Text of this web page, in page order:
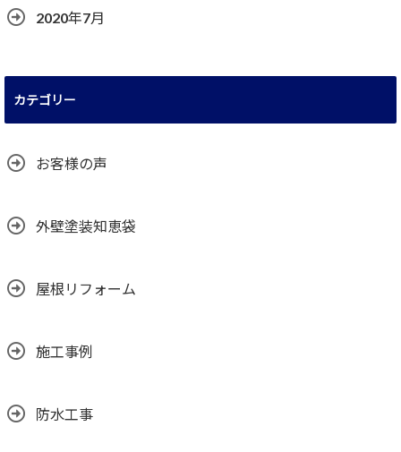
2020年7月
カテゴリー
お客様の声
外壁塗装知恵袋
屋根リフォーム
施工事例
防水工事